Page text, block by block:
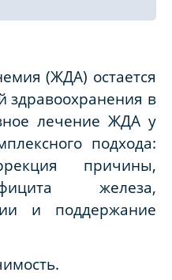
(ЖДА) остается
здравоохранения в
лечение ЖДА у
подхода:
причины,
железа,
и поддержание